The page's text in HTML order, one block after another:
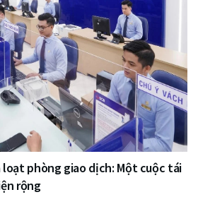
loạt phòng giao dịch: Một cuộc tái
rộng